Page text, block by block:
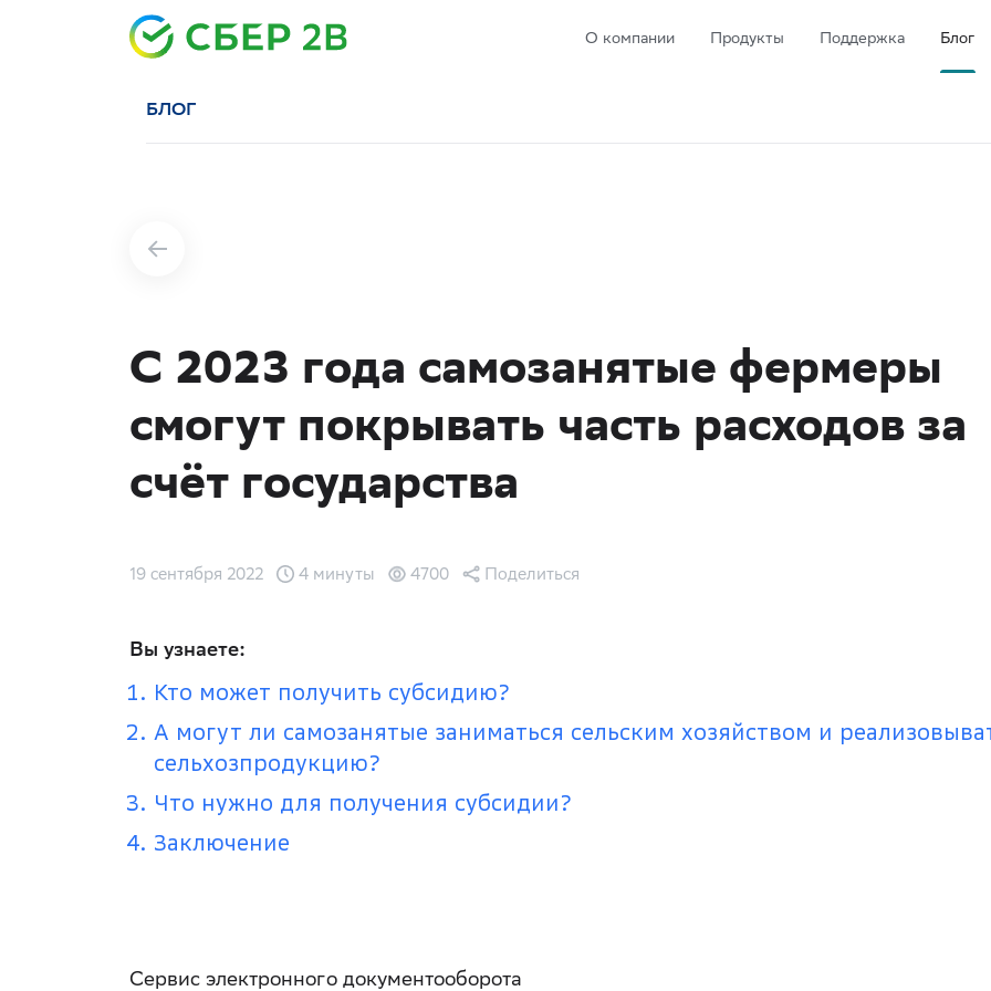
О компании Продукты Поддержка Блог
БЛОГ
С 2023 года самозанятые фермеры
смогут покрывать часть расходов за
счёт государства
19 сентября 2022 4 минуты 4700 Поделиться
Вы узнаете:
Кто может получить субсидию?
А могут ли самозанятые заниматься сельским хозяйством и
сельхозпродукцию?
Что нужно для получения субсидии?
Заключение
Сервис электронного документооборота